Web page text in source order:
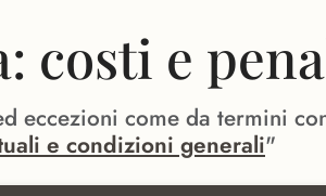
costi e
eccezioni come da termini
e condizioni generali"